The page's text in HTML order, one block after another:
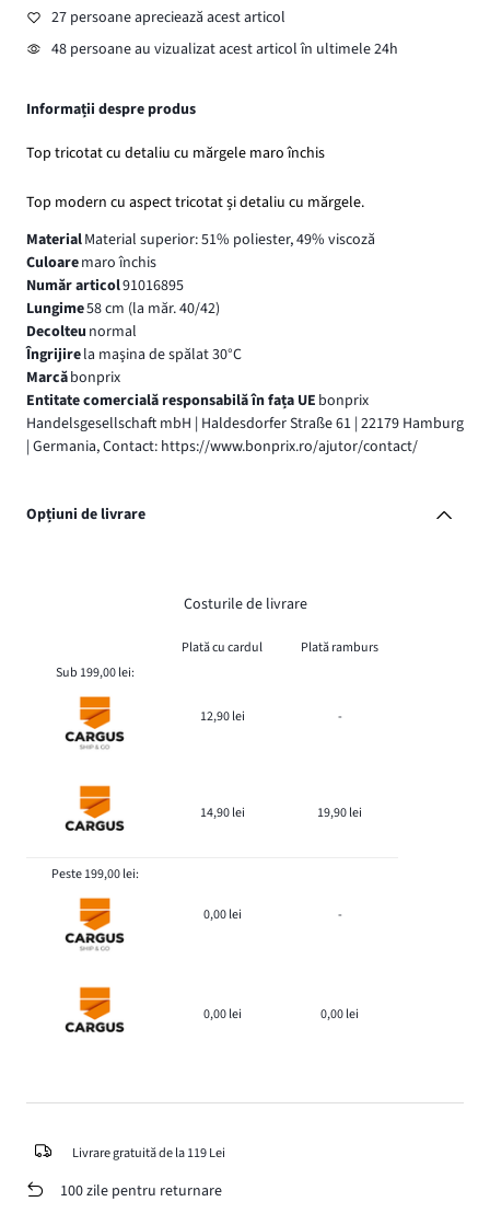
27 persoane apreciează acest articol
48 persoane au vizualizat acest articol în ultimele 24h
Informații despre produs
Top tricotat cu detaliu cu mărgele maro închis
Top modern cu aspect tricotat și detaliu cu mărgele.
MaterialMaterial superior: 51% poliester, 49% viscoză
Culoaremaro închis
Număr articol91016895
Lungime58 cm (la măr. 40/42)
Decolteu normal
Îngrijirela maşina de spălat 30°C
Marcăbonprix
Entitate comercială responsabilă în fața UE bonprix
Handelsgesellschaft mbH | Haldesdorfer Straße 61 | 22179 Hamburg
| Germania, Contact: https://www.bonprix.ro/ajutor/contact/
Opțiuni de livrare
Costurile de livrare
Plată cu cardul
Plată ramburs
Sub 199,00 lei:
12,90 lei -
14,90 lei 19,90 lei
Peste 199,00 lei:
0,00 lei -
0,00 lei 0,00 lei
Livrare gratuită de la 119 Lei
100 zile pentru returnare